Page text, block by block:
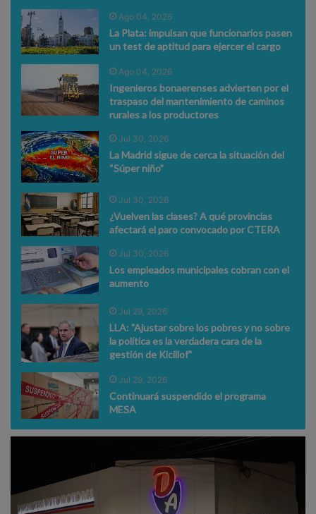
Ago 04, 2026
La Plata: impulsan que funcionarios pasen
un test de aptitud para ejercer el cargo
Ago 04, 2026
Ingenieros bonaerenses advierten por el
traspaso del mantenimiento de caminos
rurales a los productores
Jul 30, 2026
La Madrid sigue de cerca la situación del
“Súper niño”
Jul 30, 2026
¿Vuelven las clases? A qué provincias
afectará el paro convocado por CTERA
Jul 30, 2026
Los empleados municipales cobran con el
aumento
Jul 29, 2026
LLA: "Ajustar sobre los pobres y no sobre
la política es la verdadera cara de la
gestión de Kicillof"
Jul 29, 2026
Continuará suspendido el programa
MESA